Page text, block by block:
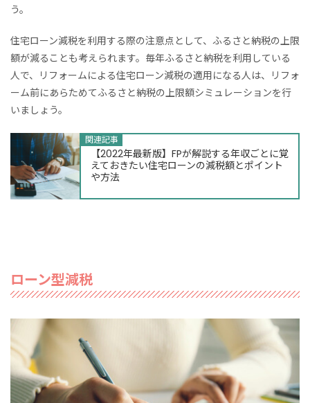
う。
住宅ローン減税を利用する際の注意点として、ふるさと納税の上限
額が減ることも考えられます。毎年ふるさと納税を利用している
人で、リフォームによる住宅ローン減税の適用になる人は、リフォ
ーム前にあらためてふるさと納税の上限額シミュレーションを行
いましょう。
関連記事
【2022年最新版】FPが解説する年収ごとに覚
えておきたい住宅ローンの減税額とポイント
や方法
ローン型減税